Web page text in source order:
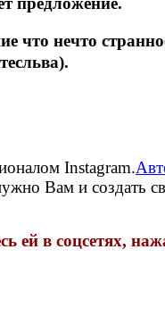
что нечто
Instagram.
Вам и создать
ей в соцсетях,